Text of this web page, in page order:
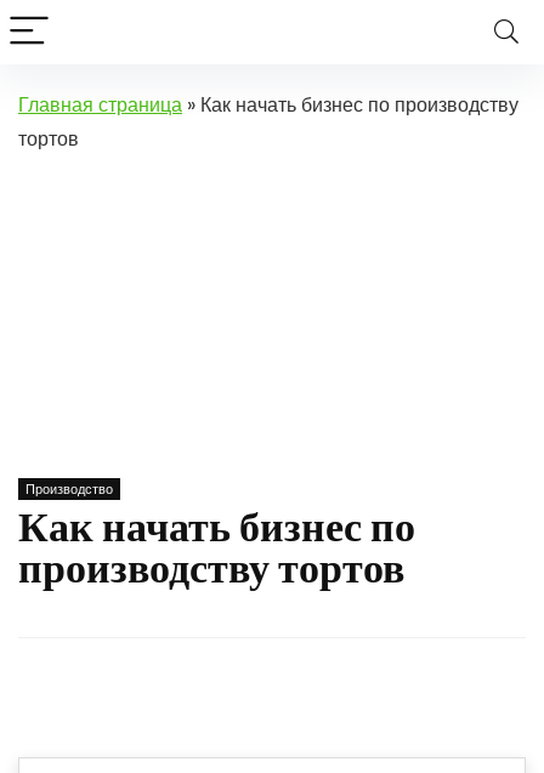
Главная страница » Как начать бизнес по производству
тортов
Производство
Как начать бизнес по
производству тортов